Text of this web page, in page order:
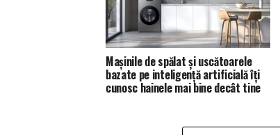
Mașinile de spălat și uscătoarele
bazate pe inteligență artificială îți
cunosc hainele mai bine decât tine